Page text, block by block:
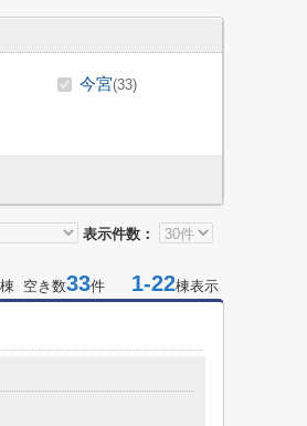
今宮(33)
表示件数：
棟 空き数33件 1-22棟表示